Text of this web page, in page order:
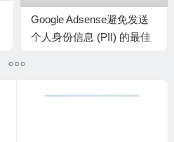
Google Adsense避免发送
个人身份信息 (PII) 的最佳